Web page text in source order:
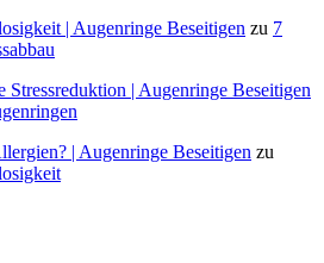
| Augenringe Beseitigen zu 7
Stressreduktion | Augenringe Beseitigen
| Augenringe Beseitigen zu